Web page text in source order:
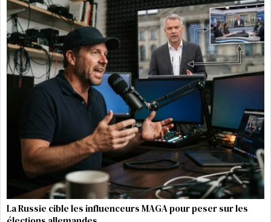
La Russie cible les influenceurs MAGA pour peser sur les